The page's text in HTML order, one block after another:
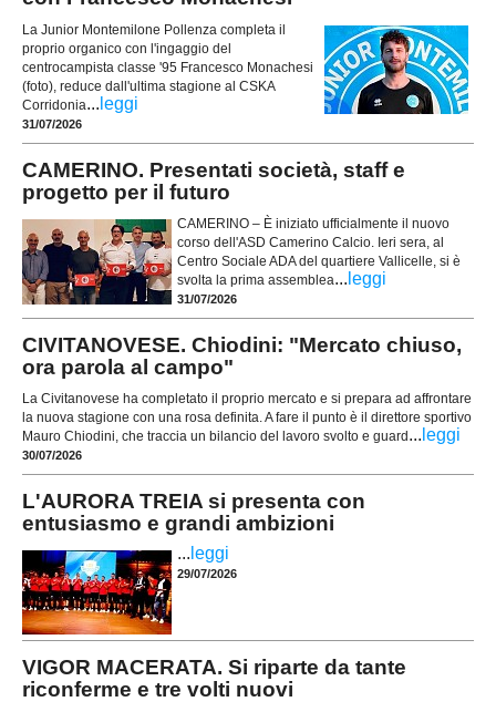
La Junior Montemilone Pollenza completa il
proprio organico con l'ingaggio del
centrocampista classe '95 Francesco Monachesi
(foto), reduce dall'ultima stagione al CSKA
Corridonia... leggi
31/07/2026
CAMERINO. Presentati società, staff e
progetto per il futuro
CAMERINO – È iniziato ufficialmente il nuovo
corso dell'ASD Camerino Calcio. Ieri sera, al
Centro Sociale ADA del quartiere Vallicelle, si è
svolta la prima assemblea... leggi
31/07/2026
CIVITANOVESE. Chiodini: "Mercato chiuso,
ora parola al campo"
La Civitanovese ha completato il proprio mercato e si prepara ad affrontare
la nuova stagione con una rosa definita. A fare il punto è il direttore sportivo
Mauro Chiodini, che traccia un bilancio del lavoro svolto e guard ... leggi
30/07/2026
L'AURORA TREIA si presenta con
entusiasmo e grandi ambizioni
... leggi
29/07/2026
VIGOR MACERATA. Si riparte da tante
riconferme e tre volti nuovi